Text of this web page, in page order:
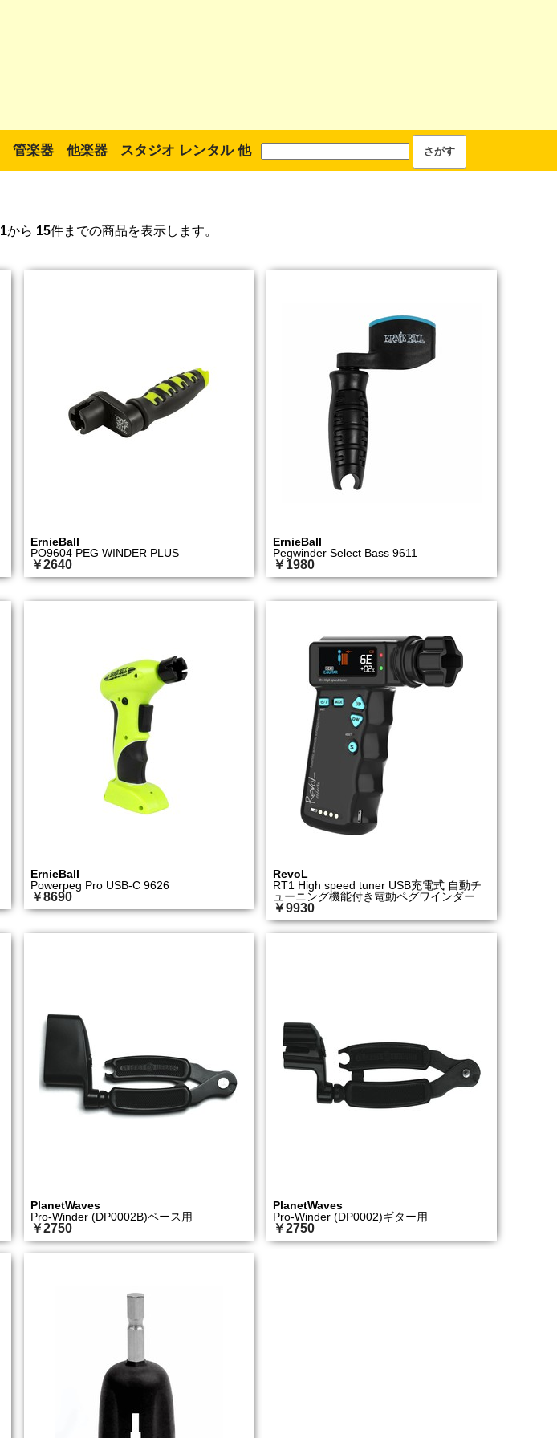
管楽器 他楽器 スタジオ レンタル 他
1から 15件までの商品を表示します。
ErnieBall
PO9604 PEG WINDER PLUS
￥2640
ErnieBall
Pegwinder Select Bass 9611
￥1980
ErnieBall
Powerpeg Pro USB-C 9626
￥8690
RevoL
RT1 High speed tuner USB充電式 自動チ
ューニング機能付き電動ペグワインダー
￥9930
PlanetWaves
Pro-Winder (DP0002B)ベース用
￥2750
PlanetWaves
Pro-Winder (DP0002)ギター用
￥2750